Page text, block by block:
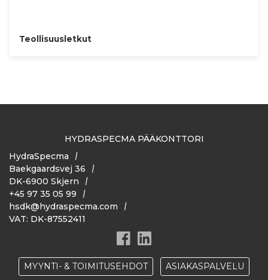
Teollisuusletkut
HYDRASPECMA PÄÄKONTTORI
HydraSpecma
Baekgaardsvej 36
DK-6900 Skjern
+45 97 35 05 99
hsdk@hydraspecma.com
VAT: DK-87552411
MYYNTI- & TOIMITUSEHDOT ASIAKASPALVELU